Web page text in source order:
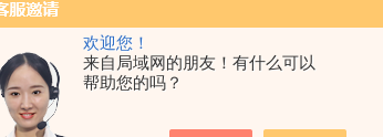
欢迎您！
来自局域网的朋友！有什么可以
帮助您的吗？